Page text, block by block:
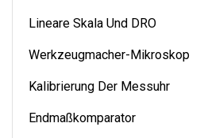
Lineare Skala Und DRO
Werkzeugmacher-Mikroskop
Kalibrierung Der Messuhr
Endmaßkomparator